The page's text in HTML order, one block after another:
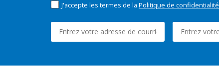
J'accepte les termes de la Politique de confidentialité